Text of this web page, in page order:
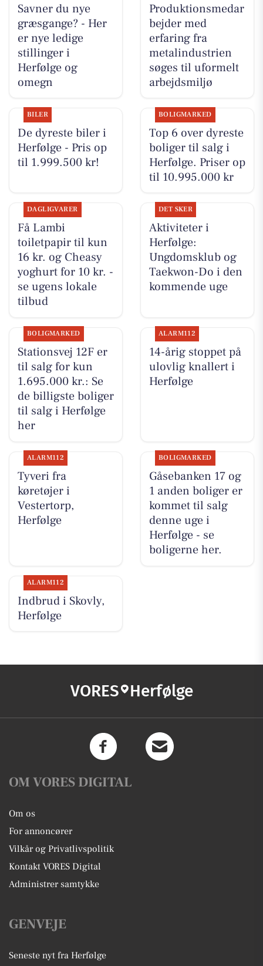
Savner du nye
græsgange? - Her
er nye ledige
stillinger i
Herfølge og
omegn
Produktionsmedar
bejder med
erfaring fra
metalindustrien
søges til uformelt
arbejdsmiljø
BILER
De dyreste biler i
Herfølge - Pris op
til 1.999.500 kr!
BOLIGMARKED
Top 6 over dyreste
boliger til salg i
Herfølge. Priser op
til 10.995.000 kr
DAGLIGVARER
Få Lambi
toiletpapir til kun
16 kr. og Cheasy
yoghurt for 10 kr. -
se ugens lokale
tilbud
DET SKER
Aktiviteter i
Herfølge:
Ungdomsklub og
Taekwon-Do i den
kommende uge
BOLIGMARKED
Stationsvej 12F er
til salg for kun
1.695.000 kr.: Se
de billigste boliger
til salg i Herfølge
her
ALARM112
14-årig stoppet på
ulovlig knallert i
Herfølge
ALARM112
Tyveri fra
køretøjer i
Vestertorp,
Herfølge
BOLIGMARKED
Gåsebanken 17 og
1 anden boliger er
kommet til salg
denne uge i
Herfølge - se
boligerne her.
ALARM112
Indbrud i Skovly,
Herfølge
VORES Herfølge
OM VORES DIGITAL
Om os
For annoncører
Vilkår og Privatlivspolitik
Kontakt VORES Digital
Administrer samtykke
GENVEJE
Seneste nyt fra Herfølge